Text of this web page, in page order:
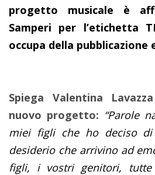
progetto musicale è
Samperi per l’etichetta
occupa della pubblicazione
Spiega Valentina
nuovo progetto: “Parole
miei figli che ho deciso
desiderio che arrivino ad
figli, i vostri genitori,